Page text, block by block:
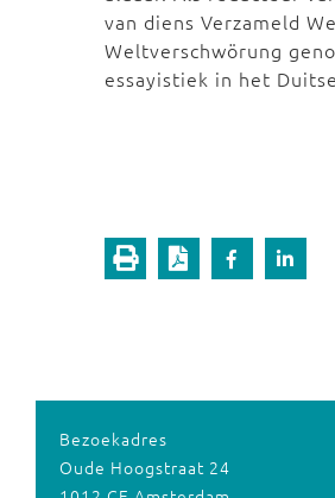
van diens Verzameld
Weltverschwörung
essayistiek in het
Bezoekadres
Oude Hoogstraat 24